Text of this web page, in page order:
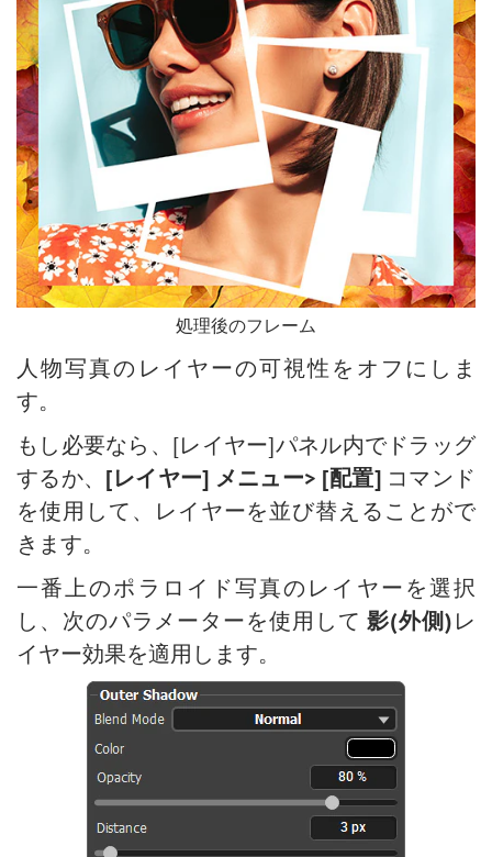
処理後のフレーム
人物写真のレイヤーの可視性をオフにしま
す。
もし必要なら、[レイヤー]パネル内でドラッグ
するか、 [レイヤー] メニュー> [配置]コマンド
を使用して、レイヤーを並び替えることがで
きます。
一番上のポラロイド写真のレイヤーを選択
し、次のパラメーターを使用して影(外側)レ
イヤー効果を適用します。